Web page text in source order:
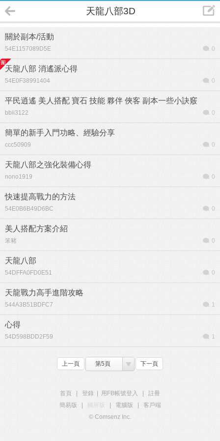
天龍八部3D
關於副本/活動
54E1157089D5E 0
天龍八部 消遙派心得
54E0F38991404 0
平民逍遙 美人搭配 寶石 技能 夥伴 俠客 副本一些小訣竅
bbii3122 0
簡單的新手入門功略、經驗分享
ccc50909 0
天龍八部之強化裝備心得
nono1919 0
快速提高戰力的方法
54E0B6B49D6BC 0
美人搭配方案介紹
笨豬 0
天龍八部
54DFFA0FD0E51 0
天龍戰力高手進階攻略
544A3B51BDFC7 1
心得
54D598BDD2F59 1
上一頁 第5頁 下一頁
首頁 登錄 用FB帳號登入
註冊
簡易版
觸屏版 電腦版
客戶端
© Comsenz Inc.